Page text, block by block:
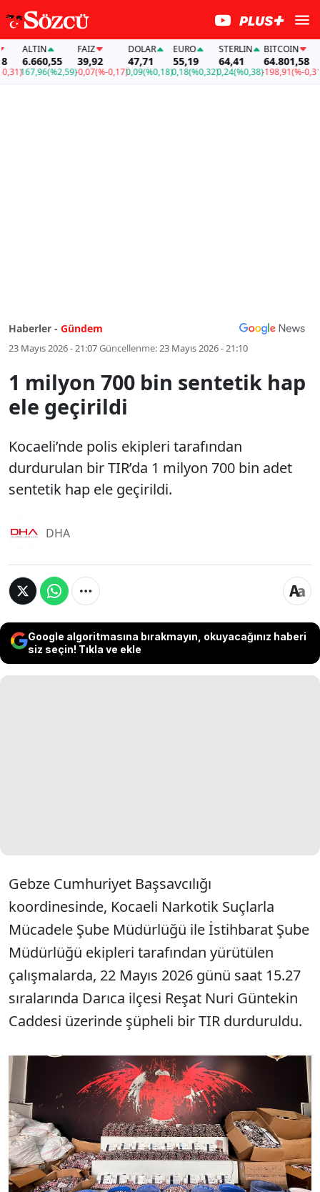
ALTIN
6.660,55
167,96(%2,59)
FAİZ
39,92
-0,07(%-0,17)
DOLAR
47,71
0,09(%0,18)
EURO
55,19
0,18(%0,32)
STERLIN
64,41
0,24(%0,38)
BITCOIN
64.801,58
-198,91(%-0,31)
Haberler - Gündem
23 Mayıs 2026 - 21:07Güncellenme:23 Mayıs 2026 - 21:10
1 milyon 700 bin sentetik hap
ele geçirildi
Kocaeli’nde polis ekipleri tarafından
durdurulan bir TIR’da 1 milyon 700 bin adet
sentetik hap ele geçirildi.
DHA
Google algoritmasına bırakmayın, okuyacağınız haberi
siz seçin! Tıkla ve ekle
Gebze Cumhuriyet Başsavcılığı
koordinesinde, Kocaeli Narkotik Suçlarla
Mücadele Şube Müdürlüğü ile İstihbarat Şube
Müdürlüğü ekipleri tarafından yürütülen
çalışmalarda, 22 Mayıs 2026 günü saat 15.27
sıralarında Darıca ilçesi Reşat Nuri Güntekin
Caddesi üzerinde şüpheli bir TIR durduruldu.